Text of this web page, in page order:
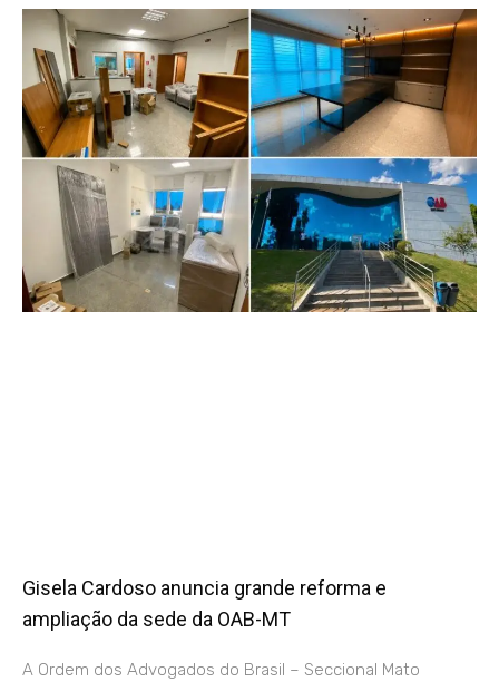
Gisela Cardoso anuncia grande reforma e
ampliação da sede da OAB-MT
A Ordem dos Advogados do Brasil – Seccional Mato